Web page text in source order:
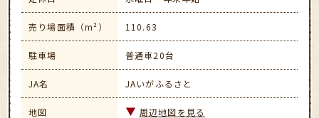
売り場面積（m²） 110.63
駐車場 普通車20台
JA名 JAいがふるさと
地図 周辺地図を見る